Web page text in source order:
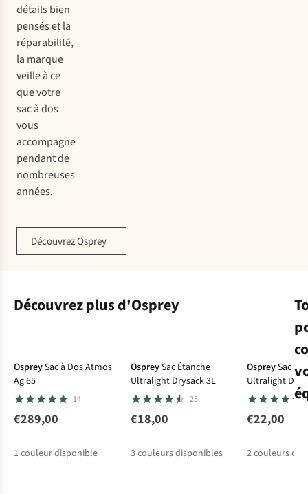
détails bien
pensés et la
réparabilité,
la marque
veille à ce
que votre
sac à dos
vous
accompagne
pendant de
nombreuses
années.
Découvrez Osprey
Découvrez plus d'Osprey
OspreySac à Dos Atmos
Ag 65
14
€289,00
1 couleur disponible
OspreySac Étanche
Ultralight Drysack 3L
25
€18,00
3couleurs disponibles
OspreySac
Ultralight
€22,00
2couleurs